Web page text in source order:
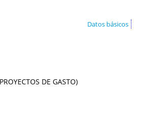
Datos básicos
DE GASTO)